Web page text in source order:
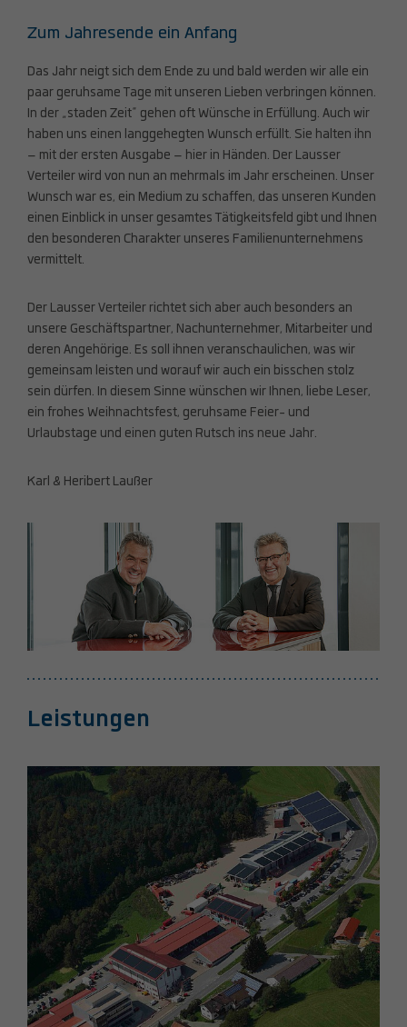
Zum Jahresende ein Anfang
Das Jahr neigt sich dem Ende zu und bald werden wir alle ein
paar geruhsame Tage mit unseren Lieben verbringen können.
In der „staden Zeit“ gehen oft Wünsche in Erfüllung. Auch wir
haben uns einen langgehegten Wunsch erfüllt. Sie halten ihn
– mit der ersten Ausgabe – hier in Händen. Der Lausser
Verteiler wird von nun an mehrmals im Jahr erscheinen. Unser
Wunsch war es, ein Medium zu schaffen, das unseren Kunden
einen Einblick in unser gesamtes Tätigkeitsfeld gibt und Ihnen
den besonderen Charakter unseres Familienunternehmens
vermittelt.
Der Lausser Verteiler richtet sich aber auch besonders an
unsere Geschäftspartner, Nachunternehmer, Mitarbeiter und
deren Angehörige. Es soll ihnen veranschaulichen, was wir
gemeinsam leisten und worauf wir auch ein bisschen stolz
sein dürfen. In diesem Sinne wünschen wir Ihnen, liebe Leser,
ein frohes Weihnachtsfest, geruhsame Feier- und
Urlaubstage und einen guten Rutsch ins neue Jahr.
Karl & Heribert Laußer
Leistungen